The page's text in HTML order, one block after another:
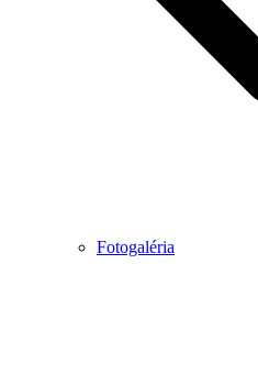
Fotogaléria